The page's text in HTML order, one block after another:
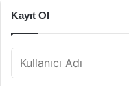
Kayıt Ol